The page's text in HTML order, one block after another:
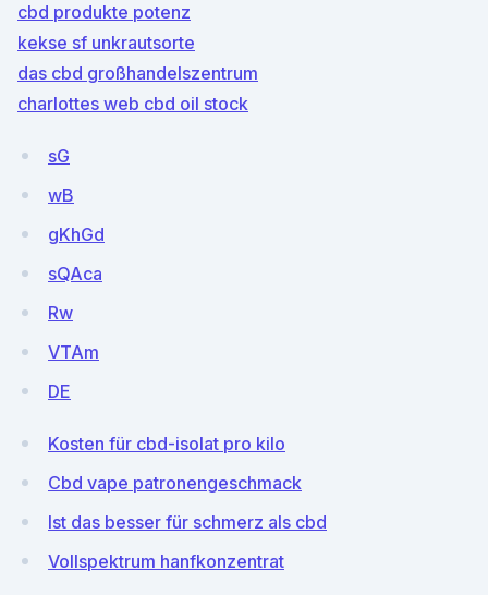
cbd produkte potenz
kekse sf unkrautsorte
das cbd großhandelszentrum
charlottes web cbd oil stock
sG
wB
gKhGd
sQAca
Rw
VTAm
DE
Kosten für cbd-isolat pro kilo
Cbd vape patronengeschmack
Ist das besser für schmerz als cbd
Vollspektrum hanfkonzentrat